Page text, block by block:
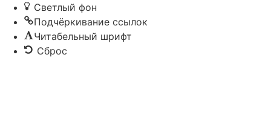
Светлый фон
Подчёркивание ссылок
Читабельный шрифт
Сброс